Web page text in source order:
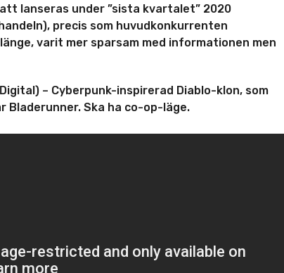
lanseras under ”sista kvartalet” 2020
precis som huvudkonkurrenten
varit mer sparsam med informationen men
– Cyberpunk-inspirerad Diablo-klon, som
Bladerunner. Ska ha co-op-läge.